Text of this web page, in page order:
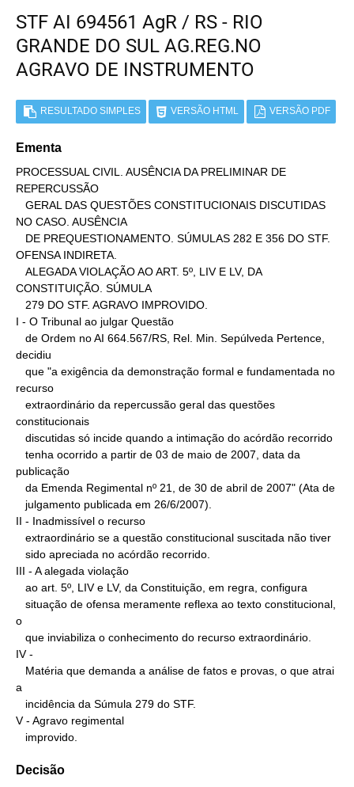
STF AI 694561 AgR / RS - RIO
GRANDE DO SUL AG.REG.NO
AGRAVO DE INSTRUMENTO
RESULTADO SIMPLES VERSÃO HTML VERSÃO PDF
Ementa
PROCESSUAL CIVIL. AUSÊNCIA DA PRELIMINAR DE
REPERCUSSÃO
NO CASO. AUSÊNCIA
OFENSA INDIRETA.
CONSTITUIÇÃO. SÚMULA
I - O Tribunal ao julgar Questão
decidiu
recurso
constitucionais
publicação
II - Inadmissível o recurso
III - A alegada violação
o
IV -
a
V - Agravo regimental
   improvido.
Decisão